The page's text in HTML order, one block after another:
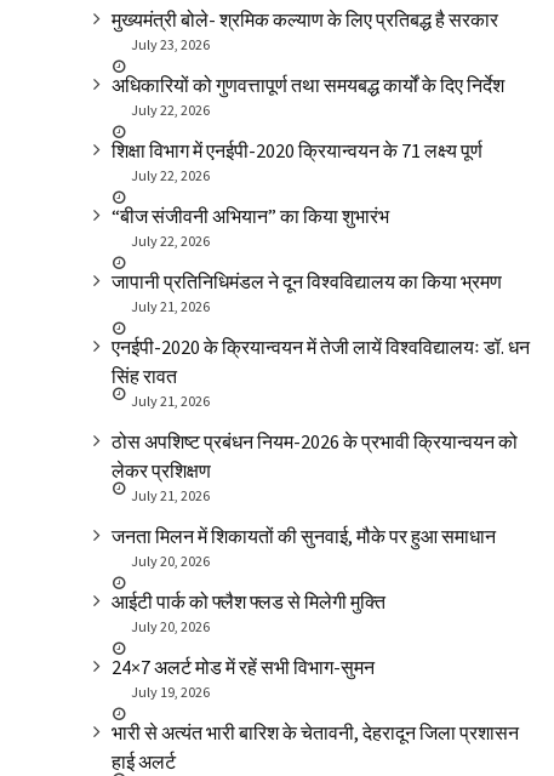
मुख्यमंत्री बोले- श्रमिक कल्याण के लिए प्रतिबद्ध है सरकार
July 23, 2026
अधिकारियों को गुणवत्तापूर्ण तथा समयबद्ध कार्यों के दिए निर्देश
July 22, 2026
शिक्षा विभाग में एनईपी-2020 क्रियान्वयन के 71 लक्ष्य पूर्ण
July 22, 2026
“बीज संजीवनी अभियान” का किया शुभारंभ
July 22, 2026
जापानी प्रतिनिधिमंडल ने दून विश्वविद्यालय का किया भ्रमण
July 21, 2026
एनईपी-2020 के क्रियान्वयन में तेजी लायें विश्वविद्यालयः डॉ. धन
सिंह रावत
July 21, 2026
ठोस अपशिष्ट प्रबंधन नियम-2026 के प्रभावी क्रियान्वयन को
लेकर प्रशिक्षण
July 21, 2026
जनता मिलन में शिकायतों की सुनवाई, मौके पर हुआ समाधान
July 20, 2026
आईटी पार्क को फ्लैश फ्लड से मिलेगी मुक्ति
July 20, 2026
24×7 अलर्ट मोड में रहें सभी विभाग-सुमन
July 19, 2026
भारी से अत्यंत भारी बारिश के चेतावनी, देहरादून जिला प्रशासन
हाई अलर्ट